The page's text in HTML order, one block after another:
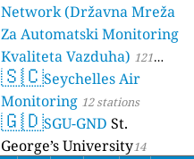
Network (Državna Mreža
Za Automatski Monitoring
Kvaliteta Vazduha) 121
stations
🇸🇨Seychelles Air
Monitoring 12 stations
🇬🇩SGU-GND St.
George’s University14